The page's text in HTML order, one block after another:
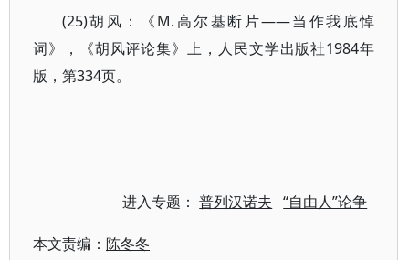
(25)胡风：《M.高尔基断片——当作我底悼
词》，《胡风评论集》上，人民文学出版社1984年
版，第334页。
进入专题：普列汉诺夫 “自由人”论争
本文责编： 陈冬冬